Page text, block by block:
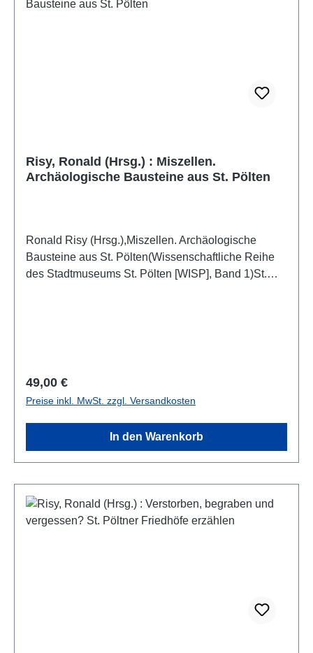
Risy, Ronald (Hrsg.) : Miszellen.
Archäologische Bausteine aus St. Pölten
Ronald Risy (Hrsg.),Miszellen. Archäologische
Bausteine aus St. Pölten(Wissenschaftliche Reihe
des Stadtmuseums St. Pölten [WISP], Band 1)St.
Regulärer Preis:
49,00 €
Preise inkl. MwSt. zzgl. Versandkosten
In den Warenkorb